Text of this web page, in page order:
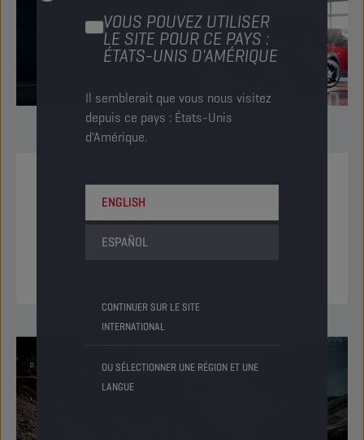
VOUS POUVEZ UTILISER
LE SITE POUR CE PAYS :
ÉTATS-UNIS D'AMÉRIQUE
Il semblerait que vous nous visitez
depuis ce pays : États-Unis
d'Amérique.
ENGLISH
ESPAÑOL
CONTINUER SUR LE SITE
INTERNATIONAL
OU SÉLECTIONNER UNE RÉGION ET UNE
LANGUE
RENFORCEZ LA PRODUCTIVITÉ DE
VOTRE GARAGE